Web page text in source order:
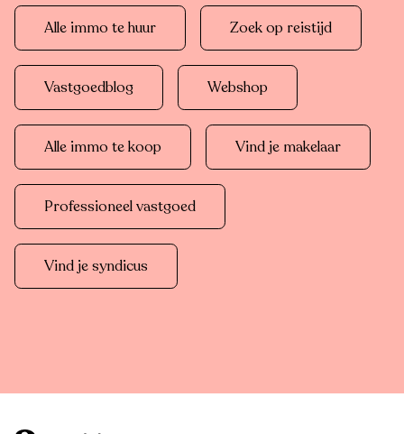
Alle immo te huur Zoek op reistijd
Vastgoedblog Webshop
Alle immo te koop Vind je makelaar
Professioneel vastgoed
Vind je syndicus